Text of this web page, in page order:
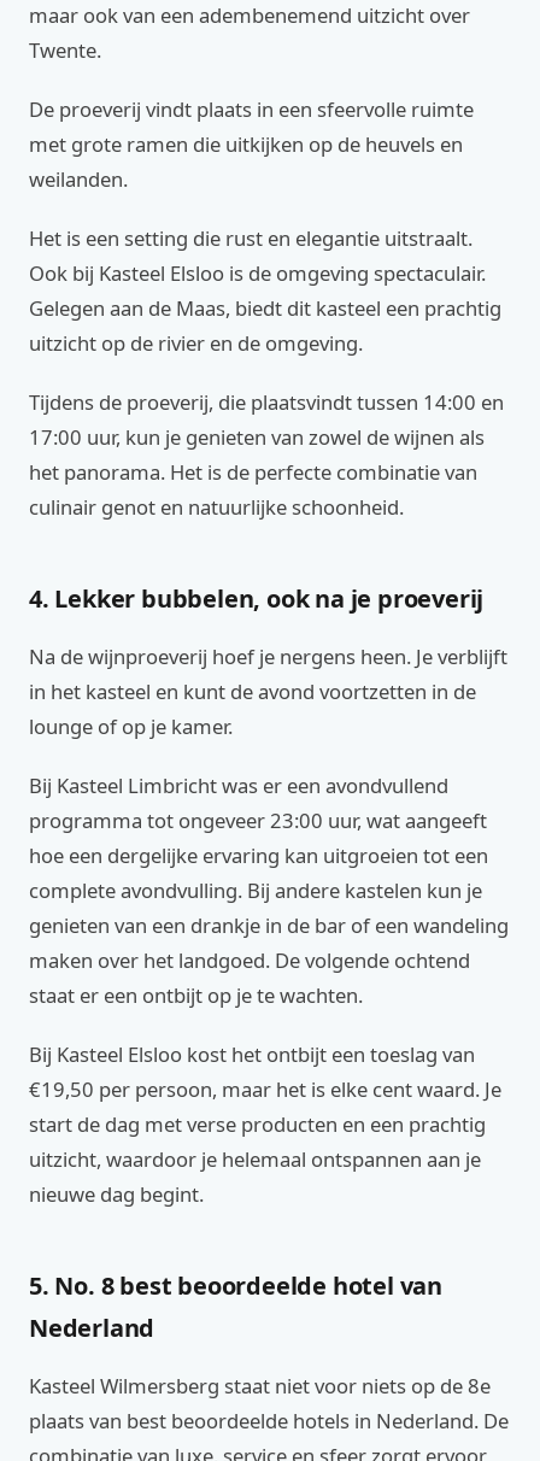
maar ook van een adembenemend uitzicht over
Twente.
De proeverij vindt plaats in een sfeervolle ruimte
met grote ramen die uitkijken op de heuvels en
weilanden.
Het is een setting die rust en elegantie uitstraalt.
Ook bij Kasteel Elsloo is de omgeving spectaculair.
Gelegen aan de Maas, biedt dit kasteel een prachtig
uitzicht op de rivier en de omgeving.
Tijdens de proeverij, die plaatsvindt tussen 14:00 en
17:00 uur, kun je genieten van zowel de wijnen als
het panorama. Het is de perfecte combinatie van
culinair genot en natuurlijke schoonheid.
4. Lekker bubbelen, ook na je proeverij
Na de wijnproeverij hoef je nergens heen. Je verblijft
in het kasteel en kunt de avond voortzetten in de
lounge of op je kamer.
Bij Kasteel Limbricht was er een avondvullend
programma tot ongeveer 23:00 uur, wat aangeeft
hoe een dergelijke ervaring kan uitgroeien tot een
complete avondvulling. Bij andere kastelen kun je
genieten van een drankje in de bar of een wandeling
maken over het landgoed. De volgende ochtend
staat er een ontbijt op je te wachten.
Bij Kasteel Elsloo kost het ontbijt een toeslag van
€19,50 per persoon, maar het is elke cent waard. Je
start de dag met verse producten en een prachtig
uitzicht, waardoor je helemaal ontspannen aan je
nieuwe dag begint.
5. No. 8 best beoordeelde hotel van
Nederland
Kasteel Wilmersberg staat niet voor niets op de 8e
plaats van best beoordeelde hotels in Nederland. De